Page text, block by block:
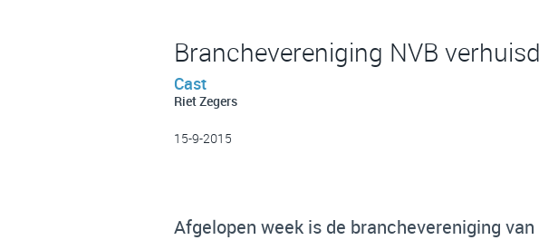
Branchevereniging NVB verhuisd
Cast
Riet Zegers
15-9-2015
Afgelopen week is de branchevereniging